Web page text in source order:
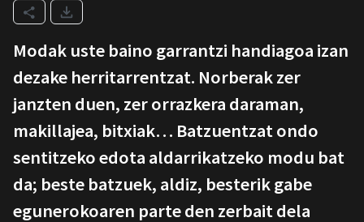
Modak uste baino garrantzi handiagoa izan
dezake herritarrentzat. Norberak zer
janzten duen, zer orrazkera daraman,
makillajea, bitxiak… Batzuentzat ondo
sentitzeko edota aldarrikatzeko modu bat
da; beste batzuek, aldiz, besterik gabe
egunerokoaren parte den zerbait dela